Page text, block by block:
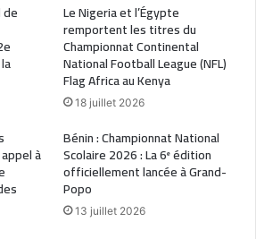
Le Nigeria et l’Égypte
remportent les titres du
Championnat Continental
National Football League (NFL)
Flag Africa au Kenya
18 juillet 2026
à
Bénin : Championnat National
Scolaire 2026 : La 6ᵉ édition
officiellement lancée à Grand-
Popo
13 juillet 2026